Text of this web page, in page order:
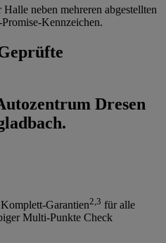
Dresen
Garantien2 3 für alle
Multi-Punkte Check